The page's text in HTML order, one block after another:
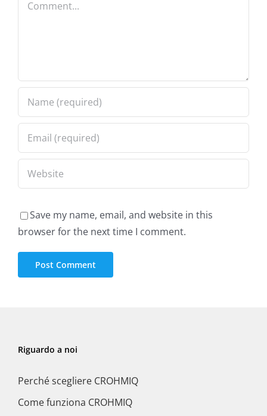
Save my name, email, and website in this
browser for the next time I comment.
Riguardo a noi
Perché scegliere CROHMIQ
Come funziona CROHMIQ